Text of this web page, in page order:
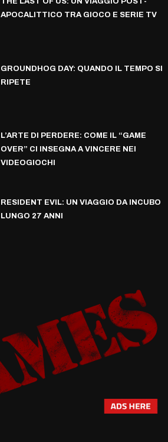
APOCALITTICO TRA GIOCO E SERIE TV
GROUNDHOG DAY: QUANDO IL TEMPO SI
RIPETE
L’ARTE DI PERDERE: COME IL “GAME
OVER” CI INSEGNA A VINCERE NEI
VIDEOGIOCHI
RESIDENT EVIL: UN VIAGGIO DA INCUBO
LUNGO 27 ANNI